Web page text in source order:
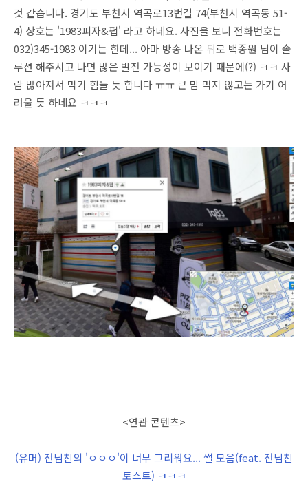
것 같습니다. 경기도 부천시 역곡로13번길 74(부천시 역곡동 51-
4) 상호는 '1983피자&펍' 라고 하네요. 사진을 보니 전화번호는
032)345-1983 이기는 한데... 아마 방송 나온 뒤로 백종원 님이 솔
루션 해주시고 나면 많은 발전 가능성이 보이기 때문에(?) ㅋㅋ 사
람 많아져서 먹기 힘들 듯 합니다 ㅠㅠ 큰 맘 먹지 않고는 가기 어
려울 듯 하네요 ㅋㅋㅋ
<연관 콘텐츠>
(유머) 전남친의 'ㅇㅇㅇ'이 너무 그리워요... 썰 모음(feat. 전남친
토스트) ㅋㅋㅋ